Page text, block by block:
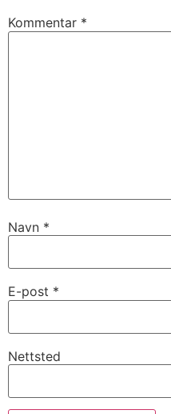
Kommentar *
Navn *
E-post *
Nettsted